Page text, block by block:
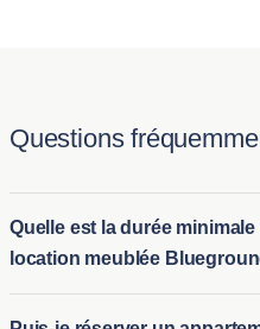
Questions
Quelle est la durée
location meublée